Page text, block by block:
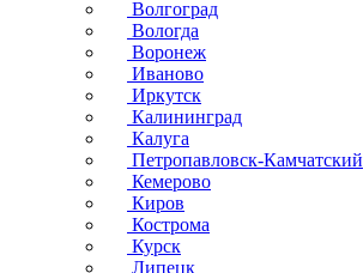
Волгоград
Вологда
Воронеж
Иваново
Иркутск
Калининград
Калуга
Петропавловск-Камчатский
Кемерово
Киров
Кострома
Курск
Липецк